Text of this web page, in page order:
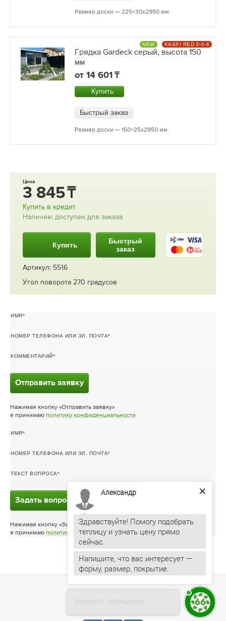
Размер доски — 225×30х2950 мм.
Грядка Gardeck серый, высота 150
мм
от 14 601
Купить
Быстрый заказ
Размер доски — 150×25х2950 мм.
NEW KASPI RED 0-0-6
Цена
3 845
Купить в кредит
Наличие: доступен для заказа
Купить
Быстрый
заказ
Артикул: 5516
Угол поворота 270 градусов
ИМЯ
НОМЕР ТЕЛЕФОНА ИЛИ ЭЛ. ПОЧТА
КОММЕНТАРИЙ
Отправить заявку
Нажимая кнопку «Отправить заявку»
я принимаю политику конфиденциальности
ИМЯ
НОМЕР ТЕЛЕФОНА ИЛИ ЭЛ. ПОЧТА
ТЕКСТ ВОПРОСА
Задать вопрос
Нажимая кнопку «Задать вопрос»
я принимаю политику конфиденциальности
Введите сообщение
Александр
Здравствуйте! Помогу подобрать
теплицу и узнать цену прямо
Напишите, что вас интересует —
форму, размер, покрытие.